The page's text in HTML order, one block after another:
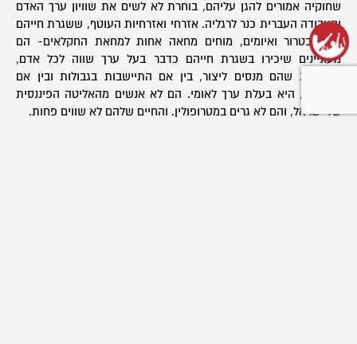
שחוקיה אמורים להגן עליהם, בוחרת לא לשים את שוויון ערך האדם
והעבודה העברית כנר לרגליה. אזרחי ואזרחיות העוטף, ששגרת חייהם
רוויה בטרור ואיומים, מוחים מחאה אחות למחאת החקלאים- הם
מעוניינים שיכירו בשגרת חייהם כדבר בעל ערך שווה לכל אדם,
והתרבות שהם מנסים ליצור, בין אם התיישבות בגבולות ובין אם
חקלאות, היא בעלת ערך לאומי. הם לא אנשים מהאליטה הפיננסית
של ישראל, והם לא גרים במטרופולין. והחיים שלהם לא שווים פחות.